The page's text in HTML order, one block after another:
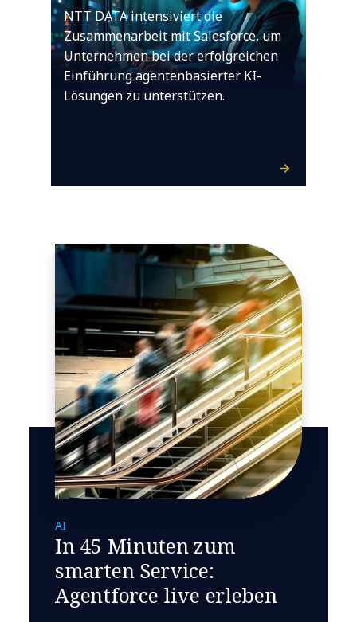
NTT DATA intensiviert die
Zusammenarbeit mit Salesforce, um
Unternehmen bei der erfolgreichen
Einführung agentenbasierter KI-
Lösungen zu unterstützen.
AI
In 45 Minuten zum
smarten Service:
Agentforce live erleben